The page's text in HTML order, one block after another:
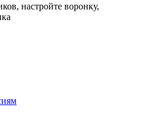
настройте воронку,